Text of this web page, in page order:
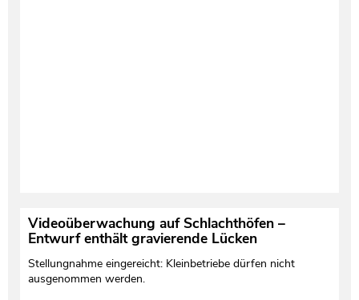
Videoüberwachung auf Schlachthöfen –
Entwurf enthält gravierende Lücken
Stellungnahme eingereicht: Kleinbetriebe dürfen nicht
ausgenommen werden.